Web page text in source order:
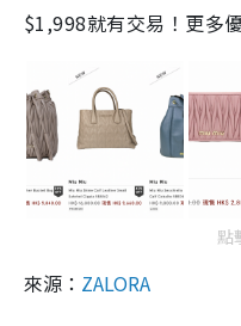
$1,998就有交易！更多
點
來源： ZALORA